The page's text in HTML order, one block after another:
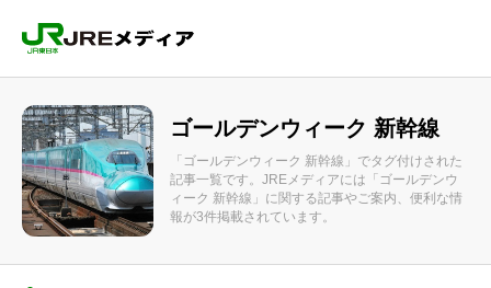
ゴールデンウィーク 新幹線
「ゴールデンウィーク 新幹線」でタグ付けされた
記事一覧です。JREメディアには「ゴールデンウ
ィーク 新幹線」に関する記事やご案内、便利な情
報が3件掲載されています。